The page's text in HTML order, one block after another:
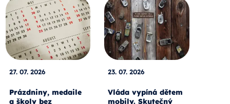
27. 07. 2026
Prázdniny, medaile
a školy bez
23. 07. 2026
Vláda vypíná dětem
mobily. Skutečný